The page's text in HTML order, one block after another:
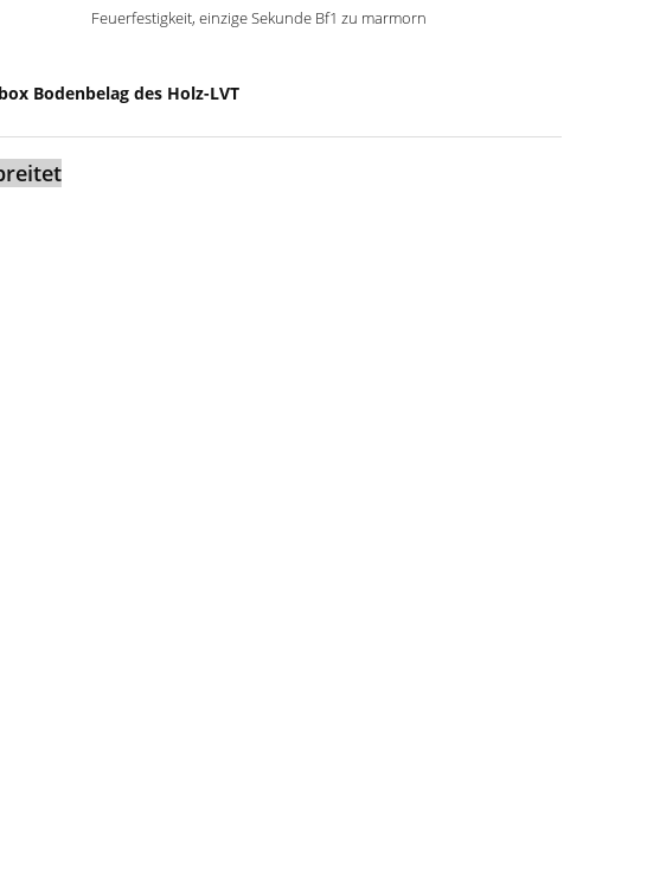
Feuerfestigkeit, einzige Sekunde Bf1 zu marmorn
Bodenbelag des Holz-LVT